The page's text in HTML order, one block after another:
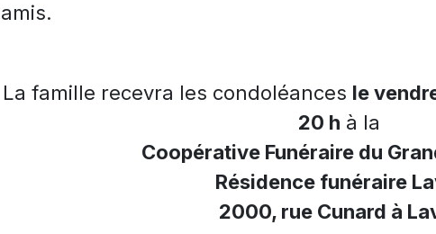
amis.
La famille recevra les condoléances le
20 h à la
Coopérative Funéraire du
Résidence funéraire
2000, rue Cunard à